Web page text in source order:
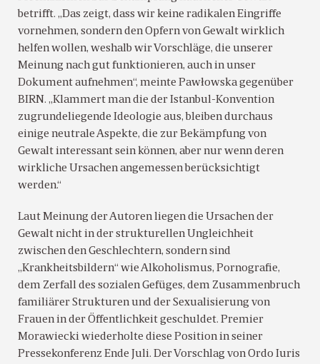
betrifft. „Das zeigt, dass wir keine radikalen Eingriffe
vornehmen, sondern den Opfern von Gewalt wirklich
helfen wollen, weshalb wir Vorschläge, die unserer
Meinung nach gut funktionieren, auch in unser
Dokument aufnehmen“, meinte Pawłowska gegenüber
BIRN. „Klammert man die der Istanbul-Konvention
zugrundeliegende Ideologie aus, bleiben durchaus
einige neutrale Aspekte, die zur Bekämpfung von
Gewalt interessant sein können, aber nur wenn deren
wirkliche Ursachen angemessen berücksichtigt
werden.“
Laut Meinung der Autoren liegen die Ursachen der
Gewalt nicht in der strukturellen Ungleichheit
zwischen den Geschlechtern, sondern sind
„Krankheitsbildern“ wie Alkoholismus, Pornografie,
dem Zerfall des sozialen Gefüges, dem Zusammenbruch
familiärer Strukturen und der Sexualisierung von
Frauen in der Öffentlichkeit geschuldet. Premier
Morawiecki wiederholte diese Position in seiner
Pressekonferenz Ende Juli. Der Vorschlag von Ordo Iuris